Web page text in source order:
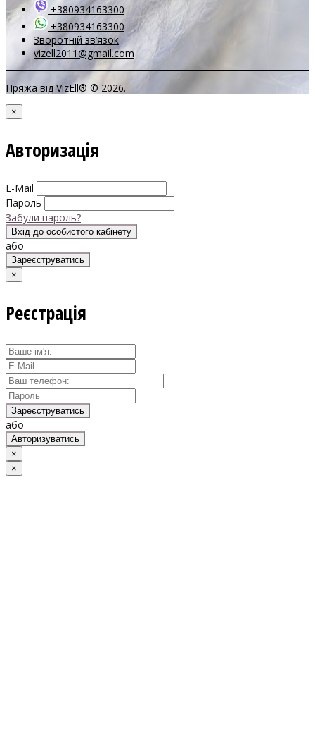
+380934163300
+380934163300
Зворотній зв’язок
vizell2011@gmail.com
Пряжа від VizEll® © 2026.
×
Авторизація
E-Mail
Пароль
Забули пароль?
Вхід до особистого кабінету
або
Зареєструватись
×
Реєстрація
Зареєструватись
або
Авторизуватись
×
×